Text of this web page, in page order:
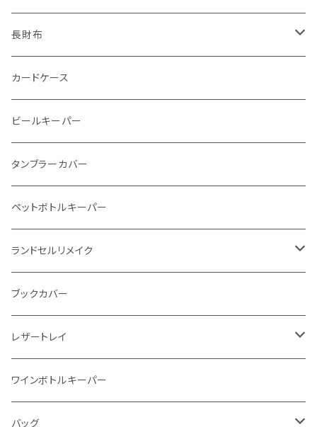
ファスナーコインケース
番外編Basicアートウォレット (インポート革版)
スキニーウォレット
ストーンウォレット
メタルウォレット
インビジブルウォレット
イントレチャート 編み込みアートウォレット
"Crammy"L字フラップウォレット
"メッセージ"カリグラフィーウォレット
長財布
折り財布
L字ファスナー
柔らか革財布
イントレチャート
ラウンドファスナー
カードケース
ビールキーパー
タンブラーカバー
ペットボトルキーパー
ランドセルリメイク
写真立て
ブックカバー
レザートレイ
番外編"Wave"
通常盤
ワインボトルキーパー
バッグ